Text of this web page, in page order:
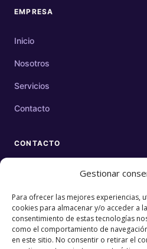
Gestionar
Para ofrecer las mejores experiencias,
cookies para almacenar y/o acceder a
consentimiento de estas tecnologías
como el comportamiento de
en este sitio. No consentir o retirar el
EMPRESA
Inicio
Nosotros
Servicios
Contacto
CONTACTO
UBICACIÓN
Mérida, Yucatán, México